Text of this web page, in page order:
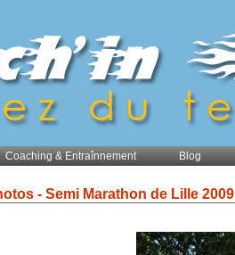
Coaching & Entraînnement Blog
- Semi Marathon de Lille 2009